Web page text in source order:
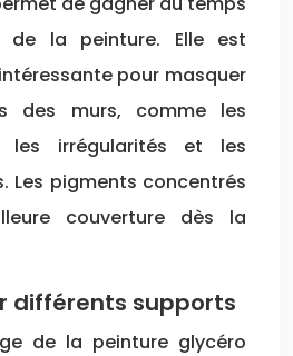
de la peinture. Elle est
pour masquer
des murs, comme les
les irrégularités et les
Les pigments concentrés
couverture dès la
différents supports
de la peinture glycéro